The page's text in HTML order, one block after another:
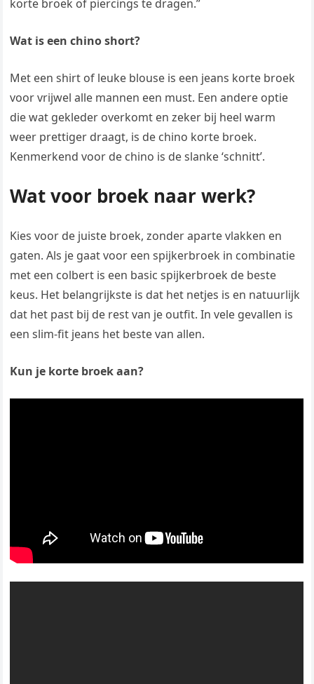
korte broek of piercings te dragen.”
Wat is een chino short?
Met een shirt of leuke blouse is een jeans korte broek
voor vrijwel alle mannen een must. Een andere optie
die wat gekleder overkomt en zeker bij heel warm
weer prettiger draagt, is de chino korte broek.
Kenmerkend voor de chino is de slanke ‘schnitt’.
Wat voor broek naar werk?
Kies voor de juiste broek, zonder aparte vlakken en
gaten. Als je gaat voor een spijkerbroek in combinatie
met een colbert is een basic spijkerbroek de beste
keus. Het belangrijkste is dat het netjes is en natuurlijk
dat het past bij de rest van je outfit. In vele gevallen is
een slim-fit jeans het beste van allen.
Kun je korte broek aan?